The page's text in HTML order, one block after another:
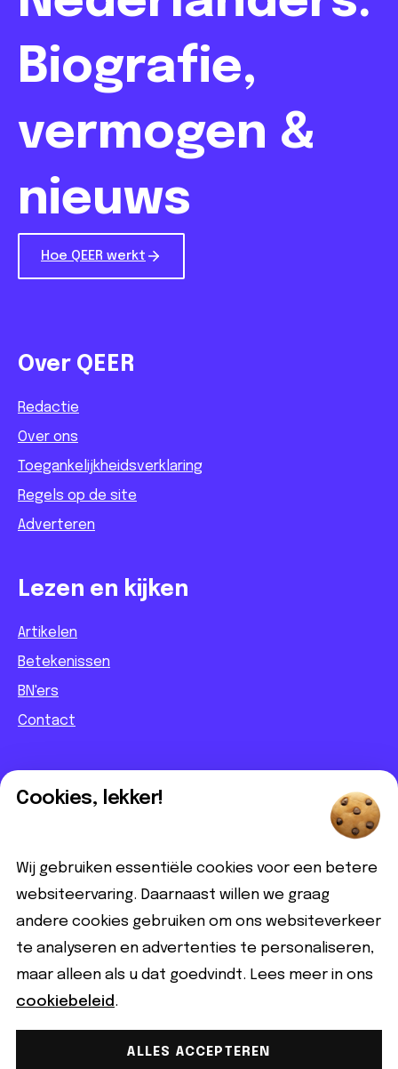
Biografie,
vermogen &
nieuws
Hoe QEER werkt
Over QEER
Redactie
Over ons
Toegankelijkheidsverklaring
Regels op de site
Adverteren
Lezen en kijken
Artikelen
Betekenissen
BN'ers
Contact
Informatief
Partnerbijdrage
Disclaimer
Volg ons
Cookies, lekker!
Wij gebruiken essentiële cookies voor een betere
websiteervaring. Daarnaast willen we graag
andere cookies gebruiken om ons websiteverkeer
te analyseren en advertenties te personaliseren,
maar alleen als u dat goedvindt. Lees meer in ons
cookiebeleid .
ALLES ACCEPTEREN